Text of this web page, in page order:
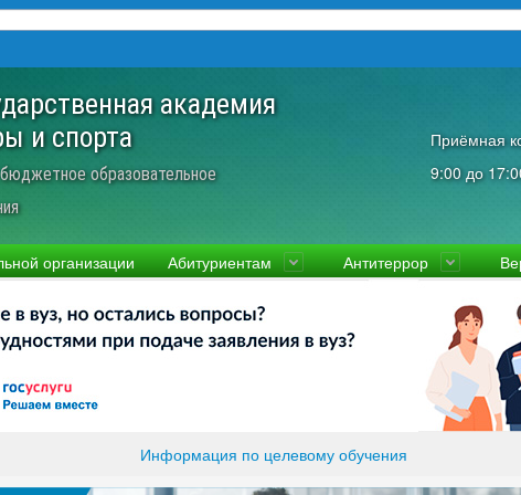
академия
и спорта
образовательное
Приёмная
9:00 до
Факультеты
Руководство
Преподаватели и сотрудники
Противодействие коррупции Прочие документы
организации Абитуриентам
Приемная комиссия
Стоимость
Антитеррор
Правовая
Информация
Информация по целевому обучения